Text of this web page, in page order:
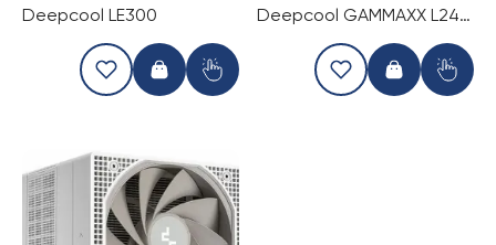
Deepcool LE300
Deepcool GAMMAXX L240
A-RGB WHITE